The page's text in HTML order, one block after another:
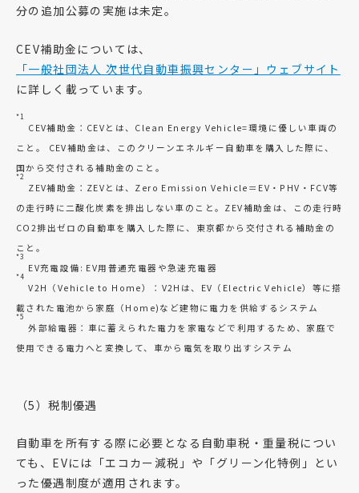
分の追加公募の実施は未定。
CEV補助金については、
「一般社団法人 次世代自動車振興センター」ウェブサイト
に詳しく載っています。
*1
CEV補助金：CEVとは、Clean Energy Vehicle=環境に優しい車両の
こと。 CEV補助金は、このクリーンエネルギー自動車を購入した際に、
国から交付される補助金のこと。
*2
ZEV補助金：ZEVとは、Zero Emission Vehicle＝EV・PHV・FCV等
の走行時に二酸化炭素を排出しない車のこと。ZEV補助金は、この走行時
CO2排出ゼロの自動車を購入した際に、東京都から交付される補助金の
こと。
*3
EV充電設備: EV用普通充電器や急速充電器
*4
V2H（Vehicle to Home）：V2Hは、EV（Electric Vehicle）等に搭
載された電池から家庭（Home)など建物に電力を供給するシステム
*5
外部給電器：車に蓄えられた電力を家電などで利用するため、家庭で
使用できる電力へと変換して、車から電気を取り出すシステム
（5）税制優遇
自動車を所有する際に必要となる自動車税・重量税につい
ても、EVには「エコカー減税」や「グリーン化特例」とい
った優遇制度が適用されます。